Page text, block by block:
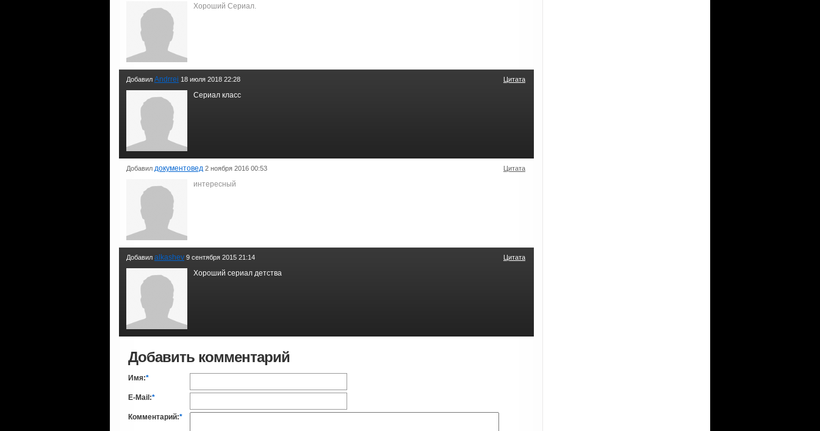
Хороший Сериал.
Добавил Andrrei 18 июля 2018 22:28 Цитата
Сериал класс
Добавил документовед 2 ноября 2016 00:53 Цитата
интересный
Добавил alkashev 9 сентября 2015 21:14 Цитата
Хороший сериал детства
Добавить комментарий
Имя:*
E-Mail:*
Комментарий:*